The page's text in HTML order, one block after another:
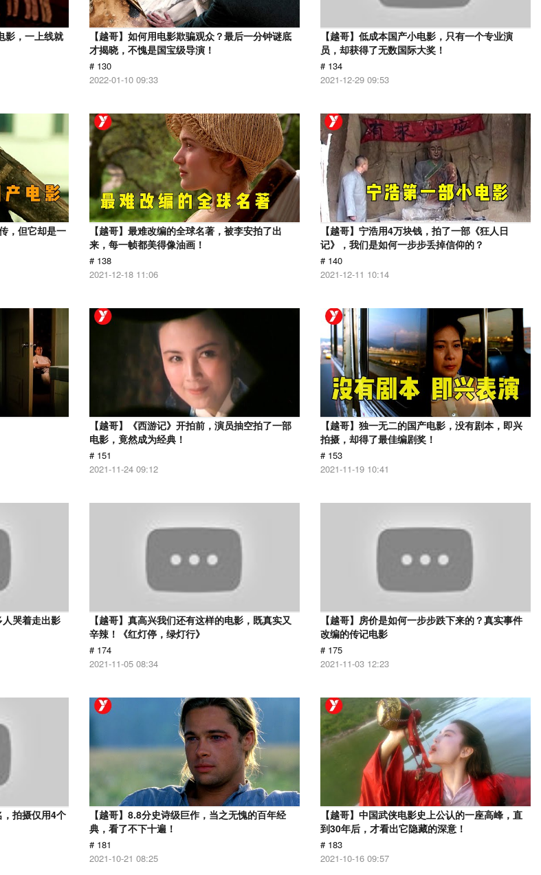
影，一上线就
【越哥】如何用电影欺骗观众？最后一分钟谜底
才揭晓，不愧是国宝级导演！
# 130
2022-01-10 09:33
【越哥】低成本国产小电影，只有一个专业演
员，却获得了无数国际大奖！
# 134
2021-12-29 09:53
，但它却是一
【越哥】最难改编的全球名著，被李安拍了出
来，每一帧都美得像油画！
# 138
2021-12-18 11:06
【越哥】宁浩用4万块钱，拍了一部《狂人日
记》，我们是如何一步步丢掉信仰的？
# 140
2021-12-11 10:14
【越哥】《西游记》开拍前，演员抽空拍了一部
电影，竟然成为经典！
# 151
2021-11-24 09:12
【越哥】独一无二的国产电影，没有剧本，即兴
拍摄，却得了最佳编剧奖！
# 153
2021-11-19 10:41
人哭着走出影
【越哥】真高兴我们还有这样的电影，既真实又
辛辣！《红灯停，绿灯行》
# 174
2021-11-05 08:34
【越哥】房价是如何一步步跌下来的？真实事件
改编的传记电影
# 175
2021-11-03 12:23
，拍摄仅用4个
【越哥】8.8分史诗级巨作，当之无愧的百年经
典，看了不下十遍！
# 181
2021-10-21 08:25
【越哥】中国武侠电影史上公认的一座高峰，直
到30年后，才看出它隐藏的深意！
# 183
2021-10-16 09:57